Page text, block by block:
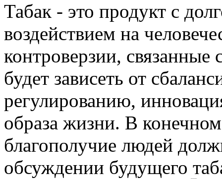
Табак - это продукт с
воздействием на
контроверзии, связанные
будет зависеть от
регулированию,
образа жизни. В
благополучие людей
обсуждении будущего